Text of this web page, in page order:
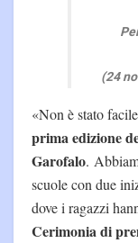
(24
«Non è stato
prima edizione
Garofalo.
scuole con due
dove i ragazzi
Cerimonia di